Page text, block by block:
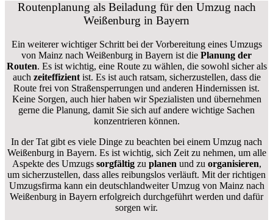
Routenplanung als Beiladung für den Umzug nach
Weißenburg in Bayern
Ein weiterer wichtiger Schritt bei der Vorbereitung eines Umzugs
von Mainz nach Weißenburg in Bayern ist die Planung der
Routen. Es ist wichtig, eine Route zu wählen, die sowohl sicher als
auch zeiteffizientist. Es ist auch ratsam, sicherzustellen, dass die
Route frei von Straßensperrungen und anderen Hindernissen ist.
Keine Sorgen, auch hier haben wir Spezialisten und übernehmen
gerne die Planung, damit Sie sich auf andere wichtige Sachen
konzentrieren können.
In der Tat gibt es viele Dinge zu beachten bei einem Umzug nach
Weißenburg in Bayern. Es ist wichtig, sich Zeit zu nehmen, um alle
Aspekte des Umzugs sorgfältigzu planen und zu organisieren,
um sicherzustellen, dass alles reibungslos verläuft. Mit der richtigen
Umzugsfirma kann ein deutschlandweiter Umzug von Mainz nach
Weißenburg in Bayern erfolgreich durchgeführt werden und dafür
sorgen wir.